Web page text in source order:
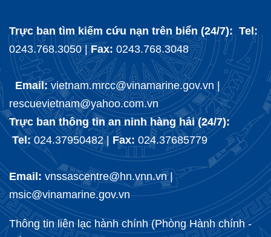
Trực ban tìm kiếm cứu nạn trên biển (24/7): Tel:
0243.768.3050 |Fax: 0243.768.3048
Email:vietnam.mrcc@vinamarine.gov.vn |
rescuevietnam@yahoo.com.vn
Trực ban thông tin an ninh hàng hải (24/7):
Tel:024.37950482 | Fax: 024.37685779
Email: vnssascentre@hn.vnn.vn |
msic@vinamarine.gov.vn
Thông tin liên lạc hành chính (Phòng Hành chính -